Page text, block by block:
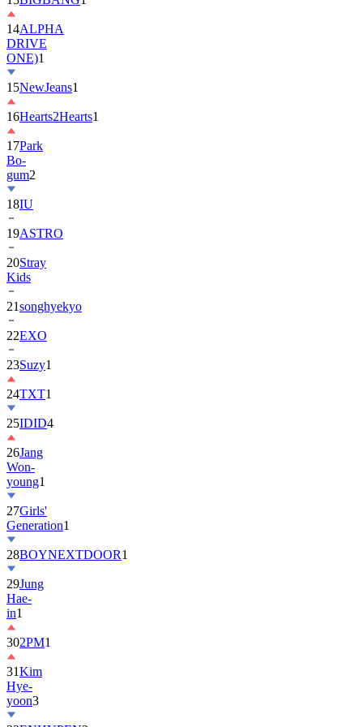
14ALPHA
DRIVE
ONE)1
15NewJeans1
16Hearts2Hearts1
17Park
Bo-
gum2
18IU
19ASTRO
20Stray
Kids
21songhyekyo
22EXO
23Suzy1
24TXT1
25IDID4
26Jang
Won-
young1
27Girls'
Generation1
28BOYNEXTDOOR1
29Jung
Hae-
in1
302PM1
31Kim
Hye-
yoon3